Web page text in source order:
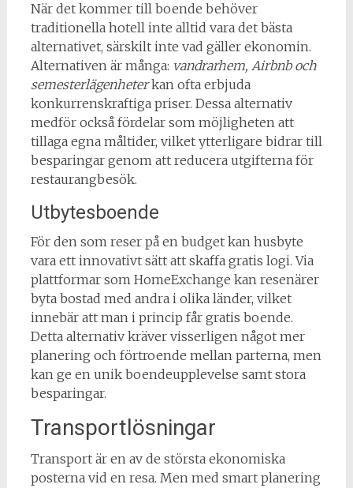
När det kommer till boende behöver
traditionella hotell inte alltid vara det bästa
alternativet, särskilt inte vad gäller ekonomin.
Alternativen är många: vandrarhem, Airbnb och
semesterlägenheterkan ofta erbjuda
konkurrenskraftiga priser. Dessa alternativ
medför också fördelar som möjligheten att
tillaga egna måltider, vilket ytterligare bidrar till
besparingar genom att reducera utgifterna för
restaurangbesök.
Utbytesboende
För den som reser på en budget kan husbyte
vara ett innovativt sätt att skaffa gratis logi. Via
plattformar som HomeExchange kan resenärer
byta bostad med andra i olika länder, vilket
innebär att man i princip får gratis boende.
Detta alternativ kräver visserligen något mer
planering och förtroende mellan parterna, men
kan ge en unik boendeupplevelse samt stora
besparingar.
Transportlösningar
Transport är en av de största ekonomiska
posterna vid en resa. Men med smart planering